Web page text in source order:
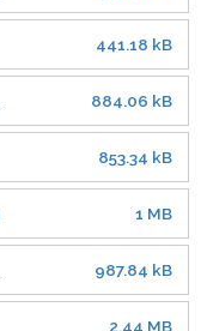
441.18 kB
884.06 kB
853.34 kB
1 MB
987.84 kB
2.44 MB